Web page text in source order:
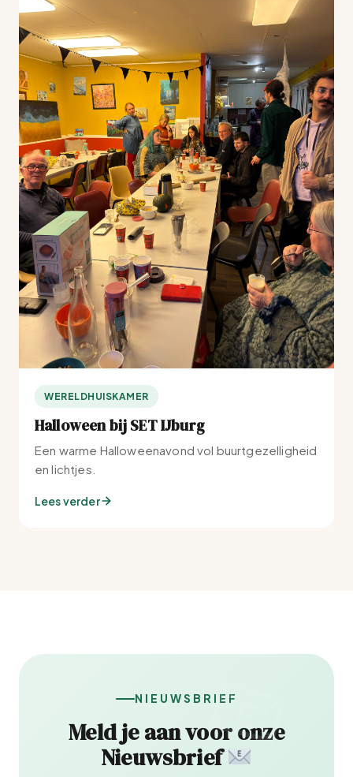
WERELDHUISKAMER
Halloween bij SET IJburg
Een warme Halloweenavond vol buurtgezelligheid
en lichtjes.
Lees verder
NIEUWSBRIEF
Meld je aan voor onze
Nieuwsbrief